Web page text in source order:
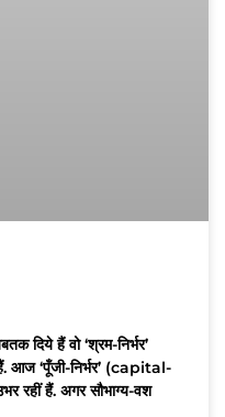
दिये हैं वो ‘श्रम-निर्भर’
‘पूँजी-निर्भर’ (capital-
रहीं हैं. अगर सौभाग्य-वश